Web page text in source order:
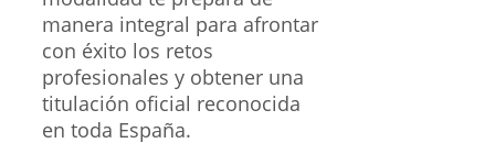
manera integral para afrontar
con éxito los retos
profesionales y obtener una
titulación oficial reconocida
en toda España.